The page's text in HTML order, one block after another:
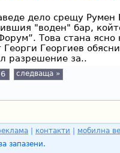
дело срещу Румен
"воден" бар,
Това стана
Георгиев
разрешение за..
6 следваща »
контакти
мобилна
запазени.